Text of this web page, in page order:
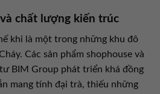
chất lượng kiến trúc
khi là một trong những khu đô
Các sản phẩm shophouse và
BIM Group phát triển khá đồng
mang tính đại trà, thiếu những